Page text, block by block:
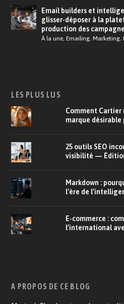
Email builders et
glisser-déposer à la
production des
À la une,Emailing,Marketing,
LES PLUS LUS
Comment Cartier
marque désirable
25 outils SEO
visibilité —
Markdown :
l’ère de
E-commerce :
l’international
A PROPOS DE CE BLOG